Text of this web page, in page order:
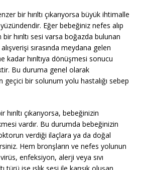
bir hırıltı çıkarıyorsa büyük ihtimalle
yüzündendir. Eğer bebeğiniz nefes alıp
hırıltı sesi varsa boğazda bulunan
sırasında meydana gelen
kadar hırıltıya dönüşmesi sonucu
Bu duruma genel olarak
geçici bir solunum yolu hastalığı sebep
çıkarıyorsa, bebeğinizin
vardır. Bu durumda bebeğinizin
verdiği ilaçlara ya da doğal
Hem bronşların ve nefes yolunun
enfeksiyon, alerji veya sıvı